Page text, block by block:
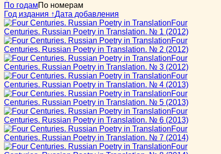
По годамПо номерам
Год издания ↑Дата добавления
Four
Centuries. Russian Poetry in Translation. № 1 (2012)
Four
Centuries. Russian Poetry in Translation. № 2 (2012)
Four
Centuries. Russian Poetry in Translation. № 3 (2012)
Four
Centuries. Russian Poetry in Translation. № 4 (2013)
Four
Centuries. Russian Poetry in Translation. № 5 (2013)
Four
Centuries. Russian Poetry in Translation. № 6 (2013)
Four
Centuries. Russian Poetry in Translation. № 7 (2014)
Four